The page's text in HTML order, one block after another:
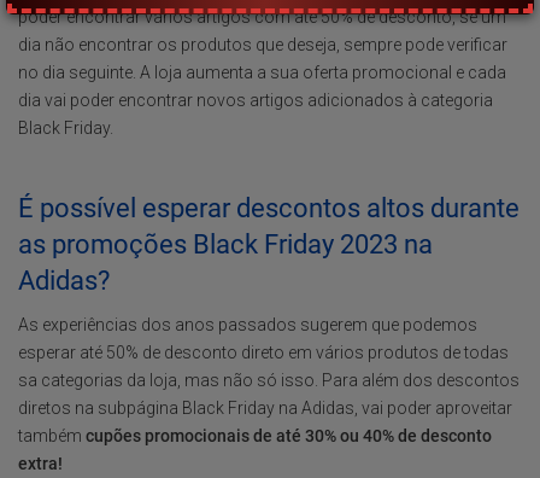
poder encontrar vários artigos com até 50% de desconto, se um
dia não encontrar os produtos que deseja, sempre pode verificar
no dia seguinte. A loja aumenta a sua oferta promocional e cada
dia vai poder encontrar novos artigos adicionados à categoria
Black Friday.
É possível esperar descontos altos durante
as promoções Black Friday 2023 na
Adidas?
As experiências dos anos passados sugerem que podemos
esperar até 50% de desconto direto em vários produtos de todas
sa categorias da loja, mas não só isso. Para além dos descontos
diretos na subpágina Black Friday na Adidas, vai poder aproveitar
também cupões promocionais de até 30% ou 40% de desconto
extra!